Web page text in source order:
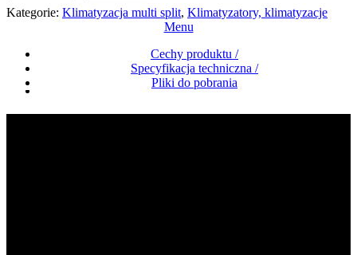
Kategorie: Klimatyzacja multi split, Klimatyzatory, klimatyzacje
Menu
Cechy produktu /
Specyfikacja techniczna /
Pliki do pobrania